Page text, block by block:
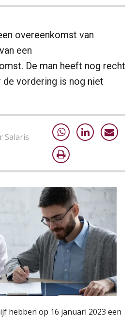
overeenkomst van
een
De man heeft nog recht
de vordering is nog niet
Salaris
hebben op 16 januari 2023 een